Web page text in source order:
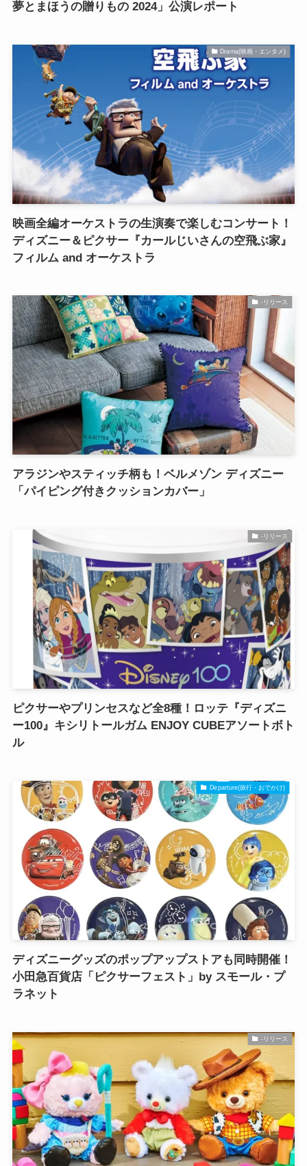
夢とまほうの贈りもの 2024」公演レポート
Drama(映画・エンタメ)
映画全編オーケストラの生演奏で楽しむコンサート！
ディズニー＆ピクサー『カールじいさんの空飛ぶ家』
フィルム and オーケストラ
-リリース
アラジンやスティッチ柄も！ベルメゾン ディズニー
「パイピング付きクッションカバー」
-リリース
ピクサーやプリンセスなど全8種！ロッテ『ディズニ
ー100』キシリトールガム ENJOY CUBEアソートボト
ル
Departure(旅行・おでかけ)
ディズニーグッズのポップアップストアも同時開催！
小田急百貨店「ピクサーフェスト」by スモール・プ
ラネット
-リリース